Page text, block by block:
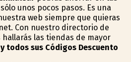
unos pocos pasos. Es una
web siempre que quieras
Con nuestro directorio de
las tiendas de mayor
todos sus Códigos Descuento